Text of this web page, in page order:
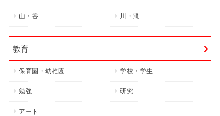
山・谷 川・滝
教育
保育園・幼稚園 学校・学生
勉強 研究
アート